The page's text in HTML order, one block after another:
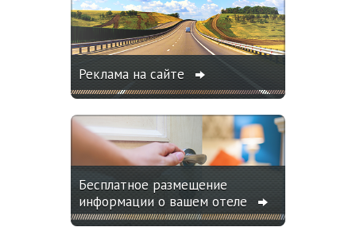
Реклама на сайте
Бесплатное размещение
информации о вашем отеле